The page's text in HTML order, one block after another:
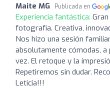
Maite MG Publicada en
Experiencia fantástica:
fotografía. Creativa,
Nos hizo una sesión
absolutamente cómodas,
vez. El retoque y la
Repetiremos sin dudar.
Leticia!!!